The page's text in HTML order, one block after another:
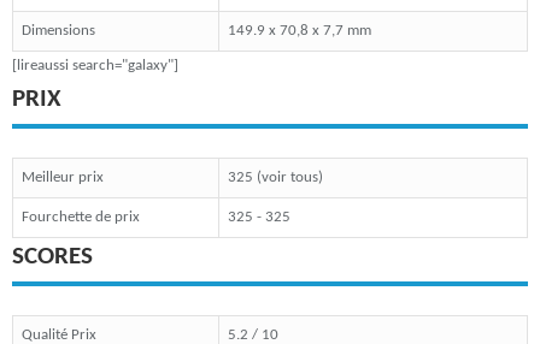
Dimensions 149.9 x 70,8 x 7,7 mm
[lireaussi search="galaxy"]
PRIX
Meilleur prix 325 (voir tous)
Fourchette de prix 325 - 325
SCORES
Qualité Prix 5.2 / 10